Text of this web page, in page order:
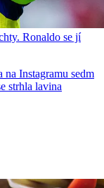
Ronaldo se jí
na Instagramu sedm
strhla lavina